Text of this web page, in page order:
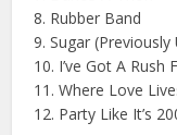
8. Rubber Band
9. Sugar (Previously
10. I’ve Got A Rush
11. Where Love
12. Party Like It’s